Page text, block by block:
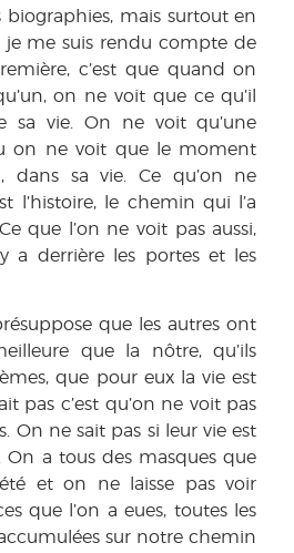
biographies, mais surtout en
je me suis rendu compte de
c’est que quand on
on ne voit que ce qu’il
sa vie. On ne voit qu’une
on ne voit que le moment
dans sa vie. Ce qu’on ne
l’histoire, le chemin qui l’a
que l’on ne voit pas aussi,
a derrière les portes et les
que les autres ont
que la nôtre, qu’ils
que pour eux la vie est
pas c’est qu’on ne voit pas
On ne sait pas si leur vie est
On a tous des masques que
et on ne laisse pas voir
que l’on a eues, toutes les
sur notre chemin